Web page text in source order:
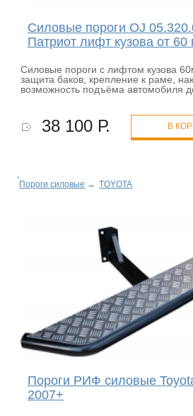
Силовые пороги OJ
Патриот лифт кузова от 60
Силовые пороги с лифтом кузова
защита баков, крепление к раме,
возможность подъёма автомобиля
38 100 Р. В
Пороги силовые → TOYOTA
Пороги РИФ силовые
2007+